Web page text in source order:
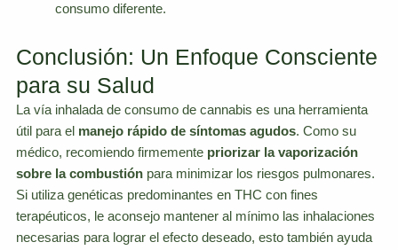
consumo diferente.
Conclusión: Un Enfoque Consciente
para su Salud
La vía inhalada de consumo de cannabis es una herramienta
útil para el manejo rápido de síntomas agudos. Como su
médico, recomiendo firmemente priorizar la vaporización
sobre la combustiónpara minimizar los riesgos pulmonares.
Si utiliza genéticas predominantes en THC con fines
terapéuticos, le aconsejo mantener al mínimo las inhalaciones
necesarias para lograr el efecto deseado, esto también ayuda